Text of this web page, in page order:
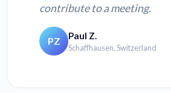
contribute to a meeting.
PZ Paul Z.
Schaffhausen, Switzerland